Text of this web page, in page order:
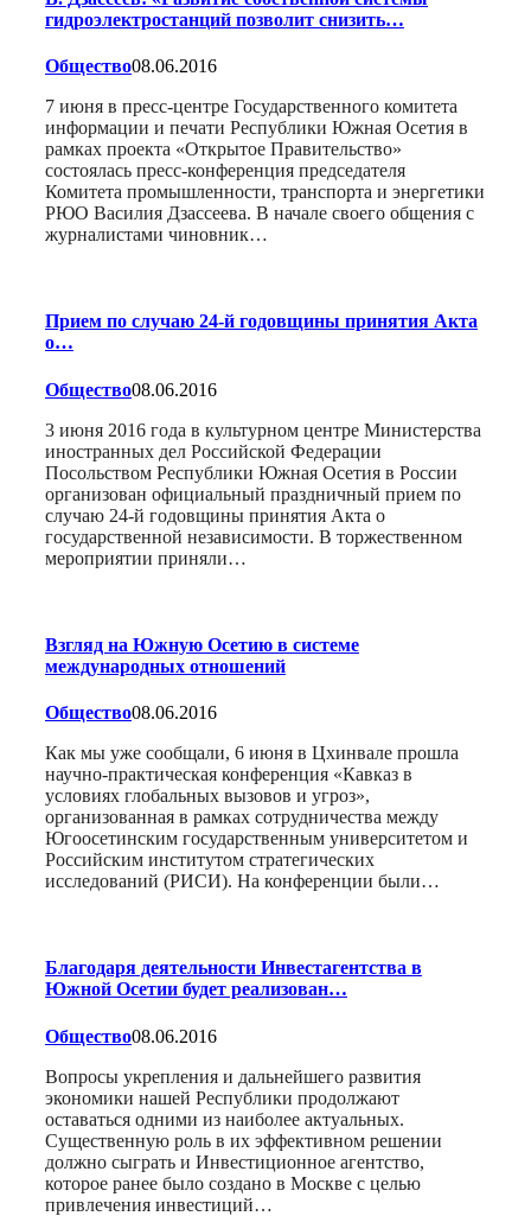
гидроэлектростанций позволит снизить…
Общество08.06.2016
7 июня в пресс-центре Государственного комитета
информации и печати Республики Южная Осетия в
рамках проекта «Открытое Правительство»
состоялась пресс-конференция председателя
Комитета промышленности, транспорта и энергетики
РЮО Василия Дзассеева. В начале своего общения с
журналистами чиновник…
Прием по случаю 24-й годовщины принятия Акта
о…
Общество08.06.2016
3 июня 2016 года в культурном центре Министерства
иностранных дел Российской Федерации
Посольством Республики Южная Осетия в России
организован официальный праздничный прием по
случаю 24-й годовщины принятия Акта о
государственной независимости. В торжественном
мероприятии приняли…
Взгляд на Южную Осетию в системе
международных отношений
Общество08.06.2016
Как мы уже сообщали, 6 июня в Цхинвале прошла
научно-практическая конференция «Кавказ в
условиях глобальных вызовов и угроз»,
организованная в рамках сотрудничества между
Югоосетинским государственным университетом и
Российским институтом стратегических
исследований (РИСИ). На конференции были…
Благодаря деятельности Инвестагентства в
Южной Осетии будет реализован…
Общество08.06.2016
Вопросы укрепления и дальнейшего развития
экономики нашей Республики продолжают
оставаться одними из наиболее актуальных.
Существенную роль в их эффективном решении
должно сыграть и Инвестиционное агентство,
которое ранее было создано в Москве с целью
привлечения инвестиций…